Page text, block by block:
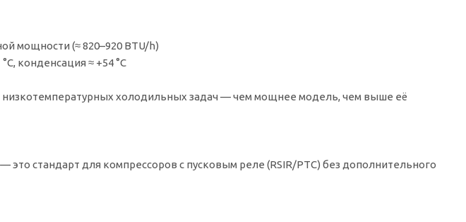
мощности (≈ 820–920 BTU/h)
конденсация ≈ +54 °C
холодильных задач — чем мощнее модель, чем выше её
стандарт для компрессоров с пусковым реле (RSIR/PTC) без дополнительного